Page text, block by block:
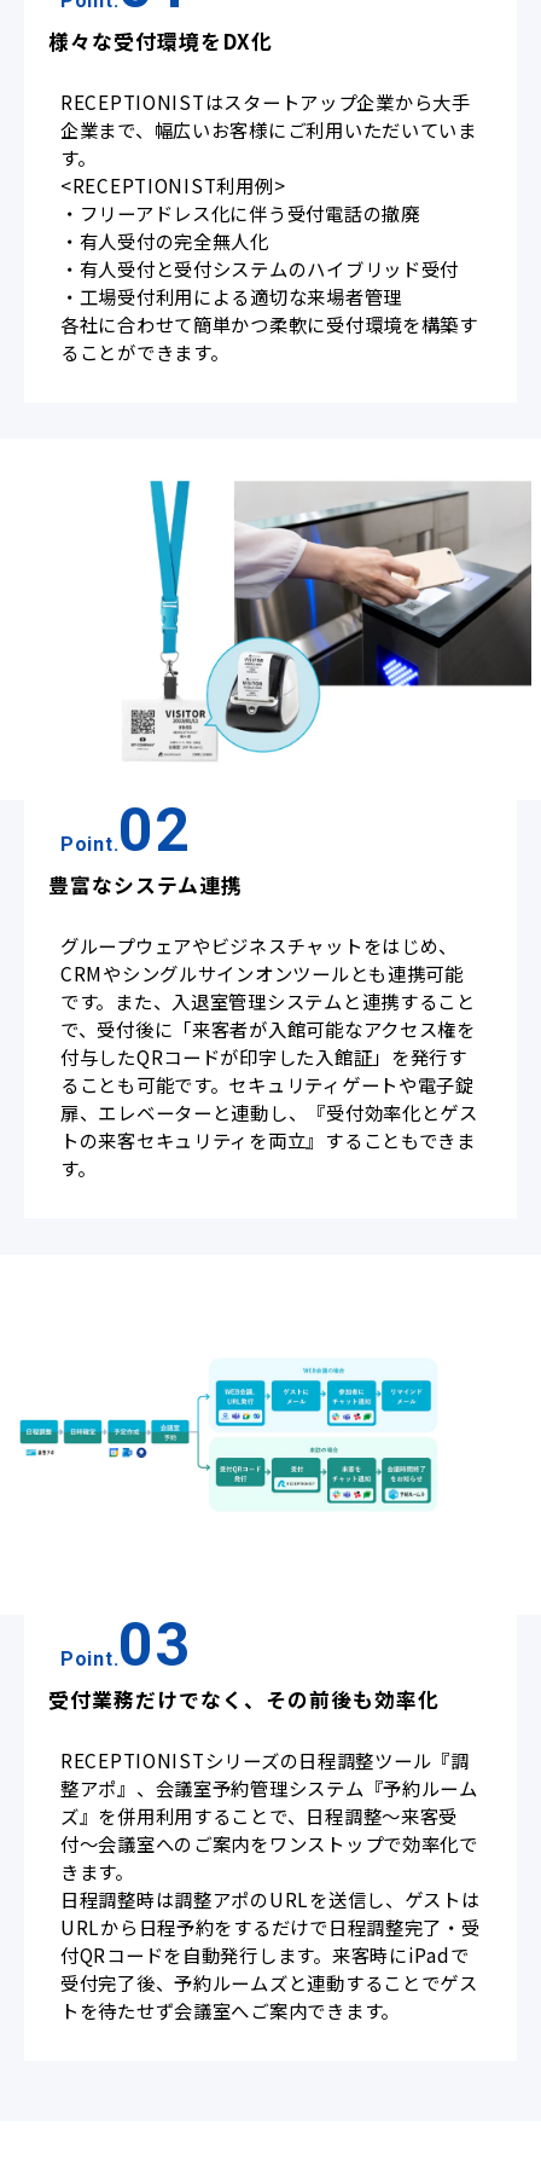
様々な受付環境をDX化
RECEPTIONISTはスタートアップ企業から大手
企業まで、幅広いお客様にご利用いただいていま
す。
<RECEPTIONIST利用例>
・フリーアドレス化に伴う受付電話の撤廃
・有人受付の完全無人化
・有人受付と受付システムのハイブリッド受付
・工場受付利用による適切な来場者管理
各社に合わせて簡単かつ柔軟に受付環境を構築す
ることができます。
Point.02
豊富なシステム連携
グループウェアやビジネスチャットをはじめ、
CRMやシングルサインオンツールとも連携可能
です。また、入退室管理システムと連携すること
で、受付後に「来客者が入館可能なアクセス権を
付与したQRコードが印字した入館証」を発行す
ることも可能です。セキュリティゲートや電子錠
扉、エレベーターと連動し、『受付効率化とゲス
トの来客セキュリティを両立』することもできま
す。
Point.03
受付業務だけでなく、その前後も効率化
RECEPTIONISTシリーズの日程調整ツール『調
整アポ』、会議室予約管理システム『予約ルーム
ズ』を併用利用することで、日程調整〜来客受
付〜会議室へのご案内をワンストップで効率化で
きます。
日程調整時は調整アポのURLを送信し、ゲストは
URLから日程予約をするだけで日程調整完了・受
付QRコードを自動発行します。来客時にiPadで
受付完了後、予約ルームズと連動することでゲス
トを待たせず会議室へご案内できます。